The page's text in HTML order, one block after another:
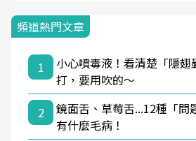
頻道熱門文章
1
小心噴毒液！看清楚「隱
打，要用吹的～
2
鏡面舌、草莓舌...12種「問
有什麼毛病！